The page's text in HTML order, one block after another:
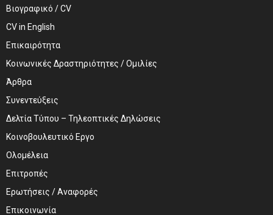
Βιογραφικό / CV
CV in English
Επικαιρότητα
Κοινωνικές Δραστηριότητες / Ομιλίες
Άρθρα
Συνεντεύξεις
Δελτία Τύπου – Τηλεοπτικές Δηλώσεις
Κοινοβουλευτικό Εργο
Ολομέλεια
Επιτροπές
Ερωτήσεις / Αναφορές
Επικοινωνία